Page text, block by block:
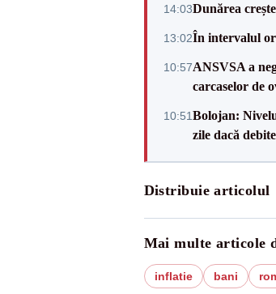
14:03Dunărea
13:02În intervalul
10:57ANSVSA a
carcaselor de
10:51Bolojan:
zile dacă
Distribuie articolul
Mai multe articole
inflatie bani